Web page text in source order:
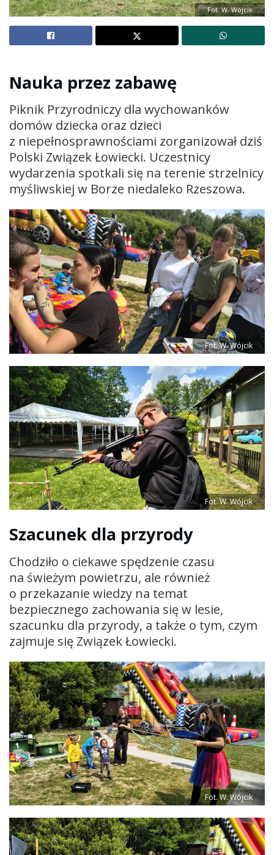
Fot. W. Wójcik
Nauka przez zabawę
Piknik Przyrodniczy dla wychowanków
domów dziecka oraz dzieci
z niepełnosprawnościami zorganizował dziś
Polski Związek Łowiecki. Uczestnicy
wydarzenia spotkali się na terenie strzelnicy
myśliwskiej w Borze niedaleko Rzeszowa.
Fot. W. Wójcik
Fot. W. Wójcik
Szacunek dla przyrody
Chodziło o ciekawe spędzenie czasu
na świeżym powietrzu, ale również
o przekazanie wiedzy na temat
bezpiecznego zachowania się w lesie,
szacunku dla przyrody, a także o tym, czym
zajmuje się Związek Łowiecki.
Fot. W. Wójcik